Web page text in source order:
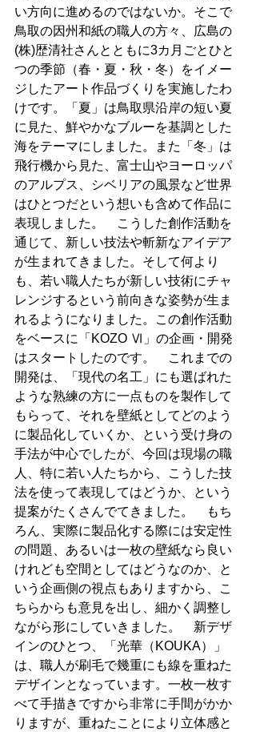
い方向に進めるのではないか。そこで
鳥取の因州和紙の職人の方々、広島の
(株)歴清社さんとともに3カ月ごとひと
つの季節（春・夏・秋・冬）をイメー
ジしたアート作品づくりを実施したわ
けです。「夏」は鳥取県沿岸の短い夏
に見た、鮮やかなブルーを基調とした
海をテーマにしました。また「冬」は
飛行機から見た、富士山やヨーロッパ
のアルプス、シベリアの風景など世界
はひとつだという想いも含めて作品に
表現しました。　こうした創作活動を
通じて、新しい技法や斬新なアイデア
が生まれてきました。そして何より
も、若い職人たちが新しい技術にチャ
レンジするという前向きな姿勢が生ま
れるようになりました。この創作活動
をベースに「KOZO Ⅵ」の企画・開発
はスタートしたのです。　これまでの
開発は、「現代の名工」にも選ばれた
ような熟練の方に一点ものを製作して
もらって、それを壁紙としてどのよう
に製品化していくか、という受け身の
手法が中心でしたが、今回は現場の職
人、特に若い人たちから、こうした技
法を使って表現してはどうか、という
提案がたくさんでてきました。　もち
ろん、実際に製品化する際には安定性
の問題、あるいは一枚の壁紙なら良い
けれども空間としてはどうなのか、と
いう企画側の視点もありますから、こ
ちらからも意見を出し、細かく調整し
ながら形にしていきました。　新デザ
インのひとつ、「光華（KOUKA）」
は、職人が刷毛で幾重にも線を重ねた
デザインとなっています。一枚一枚す
べて手描きですから非常に手間がかか
りますが、重ねたことにより立体感と